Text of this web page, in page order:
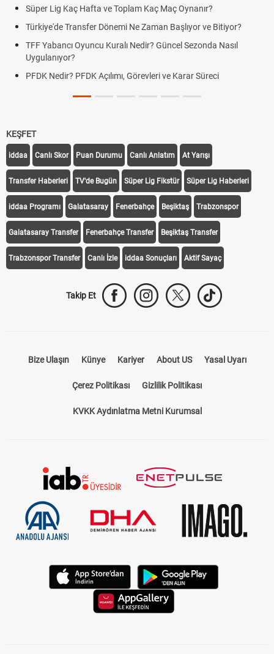
ve Bitiyor?
Nasıl
Süreci
Skor Ne Demek? Sporda Skor ve Sonuç
Futbol Nasıl Oynanır? Temel Futbol Kuralları
Deplasman Golü Kuralı Nedir? Hangi
DGS Sonuçları Ne Zaman Açıklanacak 2026?
KEŞFET
iddaa Canlı Skor Puan Durumu Canlı Anlatım At Yarışı
Transfer Haberleri TV'de Bugün Süper Lig Fikstür Süper Lig Haberleri
iddaa Programı Galatasaray Fenerbahçe Beşiktaş Trabzonspor
Galatasaray Transfer Fenerbahçe Transfer Beşiktaş Transfer
Trabzonspor Transfer Canlı İzle iddaa Sonuçları Aktif Sayaç